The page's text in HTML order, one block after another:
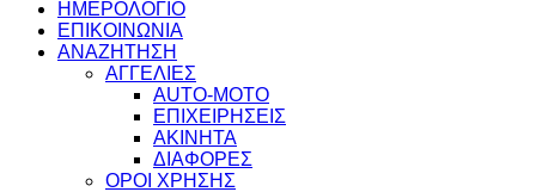
ΗΜΕΡΟΛΟΓΙΟ
ΕΠΙΚΟΙΝΩΝΙΑ
ΑΝΑΖΗΤΗΣΗ
ΑΓΓΕΛΙΕΣ
AUTO-MOTO
ΕΠΙΧΕΙΡΗΣΕΙΣ
ΑΚΙΝΗΤΑ
ΔΙΑΦΟΡΕΣ
ΟΡΟΙ ΧΡΗΣΗΣ